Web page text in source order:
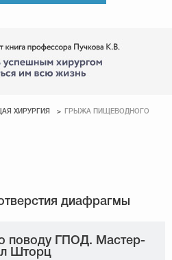
ХИРУРГИЯ
ГРЫЖА ПИЩЕВОДНОГО
поводу ГПОД. Мастер-
Шторц